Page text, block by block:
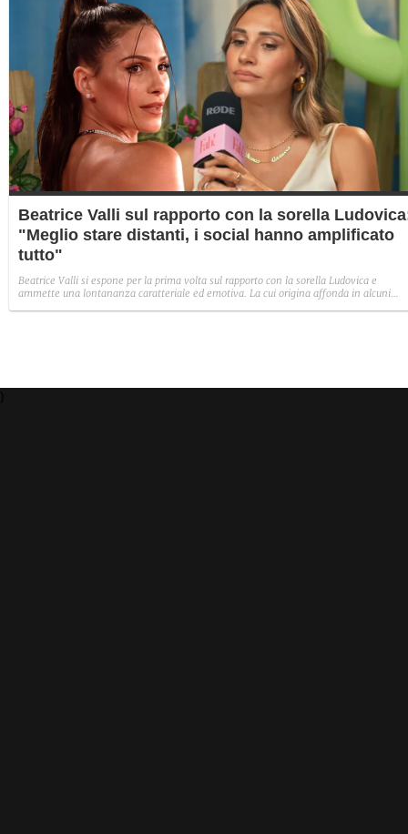
Beatrice Valli sul rapporto con la sorella
"Meglio stare distanti, i social hanno amplificato
tutto"
Beatrice Valli si espone per la prima volta sul rapporto con la sorella Ludovica e
ammette una lontananza caratteriale ed emotiva. La cui origina affonda in alcuni